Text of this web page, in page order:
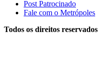
Post Patrocinado
Fale com o Metrópoles
Todos os direitos reservados